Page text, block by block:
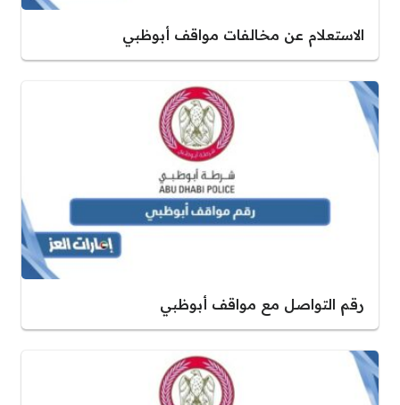
الاستعلام عن مخالفات مواقف أبوظبي
رقم التواصل مع مواقف أبوظبي